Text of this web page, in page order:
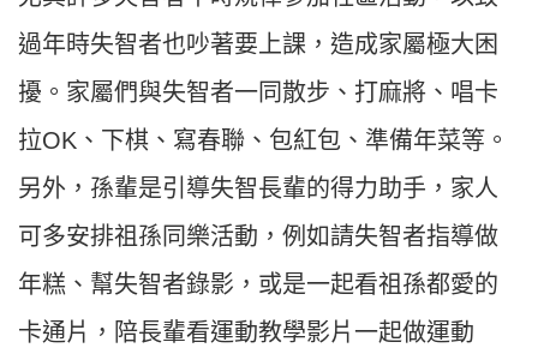
過年時失智者也吵著要上課，造成家屬極大困
擾。家屬們與失智者一同散步、打麻將、唱卡
拉OK、下棋、寫春聯、包紅包、準備年菜等。
另外，孫輩是引導失智長輩的得力助手，家人
可多安排祖孫同樂活動，例如請失智者指導做
年糕、幫失智者錄影，或是一起看祖孫都愛的
卡通片，陪長輩看運動教學影片一起做運動